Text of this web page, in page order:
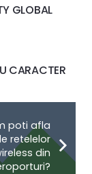
GLOBAL
CARACTER
poti afla
retelelor
din